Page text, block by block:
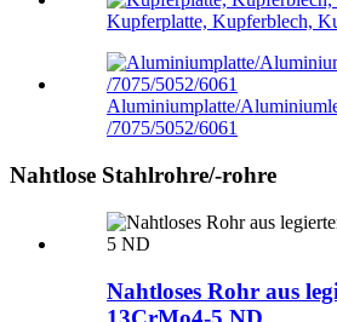
Kupferplatte, Kupferblech,
Aluminiumplatte/
/7075/5052/6061
Nahtlose Stahlrohre/-rohre
Nahtloses Rohr aus